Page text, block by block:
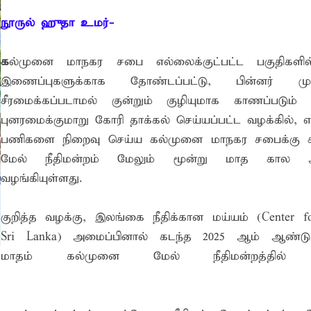
உறுப்பினர்கள் வாக்களிக்க வேண்டும் – மனித உரிமைகள்
சோதனை- 187 வழக்குகள் பதிவு, 23 மோட்டார்
தொழில்நுட்ப குறுகியகால கற்கைநெறி ஆரம்பம்: பன்முகக்
எம். பாஸில்
தயாராகவிருந்த நெல் வயல்களை துவம்சம் செய்த
ஓர் பெருமை
அமர்வுகள்; 3,397 பட்டதாரிகளுக்கு பட்டங்கள் –
ஆண்டு பவள விழா ஏற்பாடுகள் தொடர்பாக அம்பாறை
புதிய செயலாளராக நாபி எம். முஸ்னி பதவியேற்பு
மறைந்திருக்கும் அதிசயம்
சார் செயற்பாட்டு முகாம்
நூருல் ஹுதா உமர்-
கல்முனை மாநகர சபை எல்லைக்குட்பட்ட பகுதிகளில்
இணைப்புகளுக்காக தோண்டப்பட்டு, பின்னர்
சீரமைக்கப்படாமல் குன்றும் குழியுமாக காணப்படும்
புனரமைக்குமாறு கோரி தாக்கல் செய்யப்பட்ட வழக்கில்,
பணிகளை நிறைவு செய்ய கல்முனை மாநகர சபைக்கு
மேல் நீதிமன்றம் மேலும் மூன்று மாத கால
வழங்கியுள்ளது.
குறித்த வழக்கு, இலங்கை நீதிக்கான மய்யம் (Center
Sri Lanka) அமைப்பினால் கடந்த 2025 ஆம் ஆண்டு
மாதம் கல்முனை மேல் நீதிமன்றத்தில்